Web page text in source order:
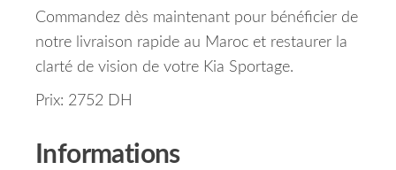
Commandez dès maintenant pour bénéficier de
notre livraison rapide au Maroc et restaurer la
clarté de vision de votre Kia Sportage.
Prix: 2752 DH
Informations